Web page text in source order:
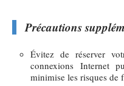
Précautions
Évitez de réserver
connexions Internet
minimise les risques de